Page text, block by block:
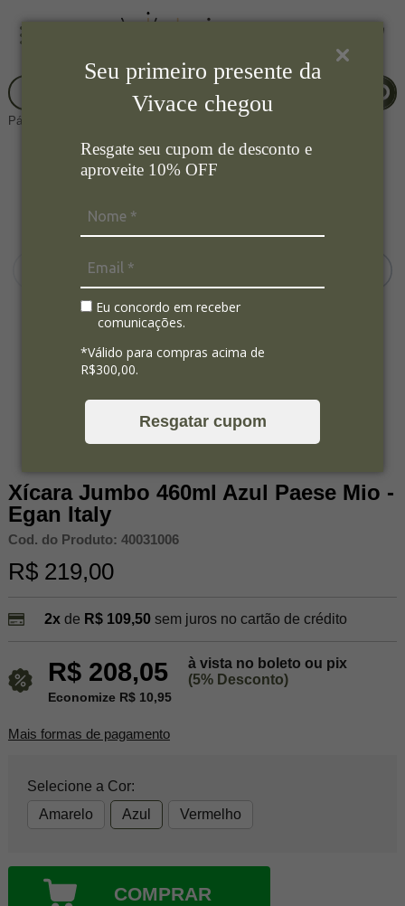
Seu primeiro presente da
Vivace chegou
Resgate seu cupom de desconto e
aproveite 10% OFF
Eu concordo em receber
comunicações.
*Válido para compras acima de
R$300,00.
Resgatar cupom
Página Inicial
Xícara Jumbo 460ml Azul Paese Mio -
Egan Italy
Cod. do Produto: 40031006
R$ 219,00
2xde R$ 109,50 sem juros no cartão de crédito
R$ 208,05
à vista no boleto ou pix
(5% Desconto)
Economize R$ 10,95
Mais formas de pagamento
Selecione a Cor:
Amarelo
Azul Vermelho
COMPRAR